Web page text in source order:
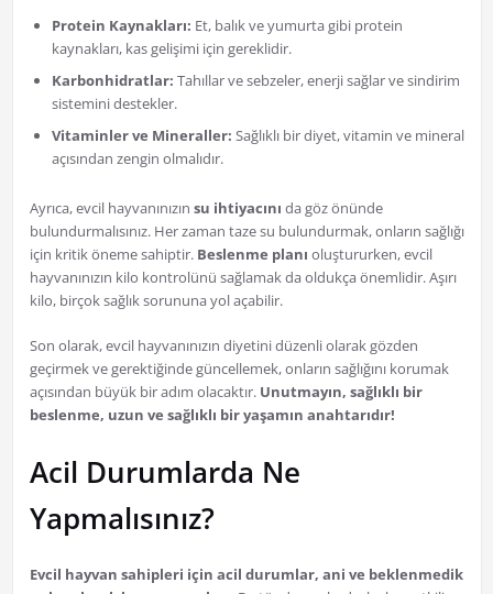
Protein Kaynakları: Et, balık ve yumurta gibi protein
kaynakları, kas gelişimi için gereklidir.
Karbonhidratlar: Tahıllar ve sebzeler, enerji sağlar ve sindirim
sistemini destekler.
Vitaminler ve Mineraller: Sağlıklı bir diyet, vitamin ve mineral
açısından zengin olmalıdır.
Ayrıca, evcil hayvanınızın su ihtiyacını da göz önünde
bulundurmalısınız. Her zaman taze su bulundurmak, onların sağlığı
için kritik öneme sahiptir. Beslenme planı oluştururken, evcil
hayvanınızın kilo kontrolünü sağlamak da oldukça önemlidir. Aşırı
kilo, birçok sağlık sorununa yol açabilir.
Son olarak, evcil hayvanınızın diyetini düzenli olarak gözden
geçirmek ve gerektiğinde güncellemek, onların sağlığını korumak
açısından büyük bir adım olacaktır. Unutmayın, sağlıklı bir
beslenme, uzun ve sağlıklı bir yaşamın anahtarıdır!
Acil Durumlarda Ne
Yapmalısınız?
Evcil hayvan sahipleri için acil durumlar, ani ve beklenmedik